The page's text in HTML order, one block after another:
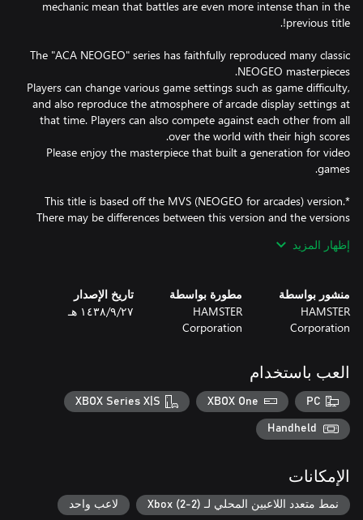
mechanic mean that battles are even more intense than in the
The "ACA NEOGEO" series has faithfully reproduced many classic
Players can change various game settings such as game difficulty,
and also reproduce the atmosphere of arcade display settings at
that time. Players can also compete against each other from all
Please enjoy the masterpiece that built a generation for video
*This title is based off the MVS (NEOGEO for arcades) version.
There may be differences between this version and the versions
إظهار المزيد
منشور بواسطة
HAMSTER
Corporation
مطورة بواسطة
HAMSTER
Corporation
تاريخ الإصدار
٢٧‏/٩‏/١٤٣٨ هـ
العب باستخدام
PC
XBOX One
XBOX Series X|S
Handheld
الإمكانات
نمط متعدد اللاعبين المحلي لـ Xbox (2-2) لاعب واحد